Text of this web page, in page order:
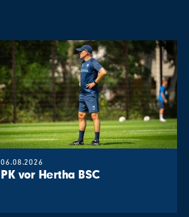
06.08.2026
PK vor Hertha BSC